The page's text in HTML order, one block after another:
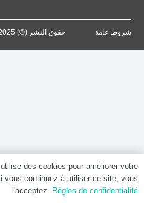
شروط عامة حقوق النشر (©) 2025| SAYDALIA.MA
des cookies pour améliorer votre
vous continuez à utiliser ce site, vous
l'acceptez. Règles de confidentialité